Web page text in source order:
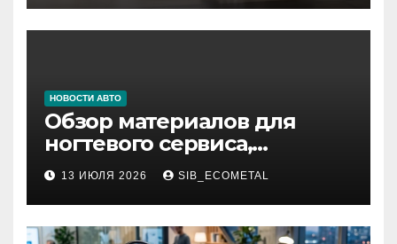
НОВОСТИ АВТО
Обзор материалов для
ногтевого сервиса,
наращивания ресниц и
депиляции
13 ИЮЛЯ 2026 SIB_ECOMETAL